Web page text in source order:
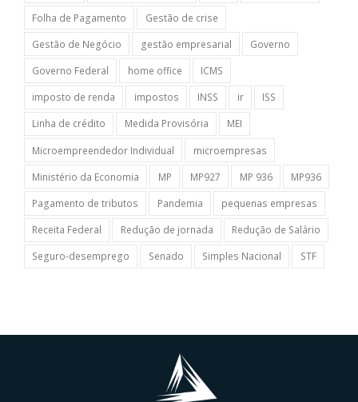
Folha de Pagamento
Gestão de crise
Gestão de Negócio
gestão empresarial
Governo
Governo Federal
home office
ICMS
imposto de renda
impostos INSS ir
ISS
Linha de crédito
Medida Provisória
MEI
Microempreendedor Individual
microempresas
Ministério da Economia
MP MP927 MP 936
MP936
Pagamento de tributos
Pandemia
pequenas empresas
Receita Federal
Redução de jornada
Redução de Salário
Seguro-desemprego
Senado Simples Nacional STF